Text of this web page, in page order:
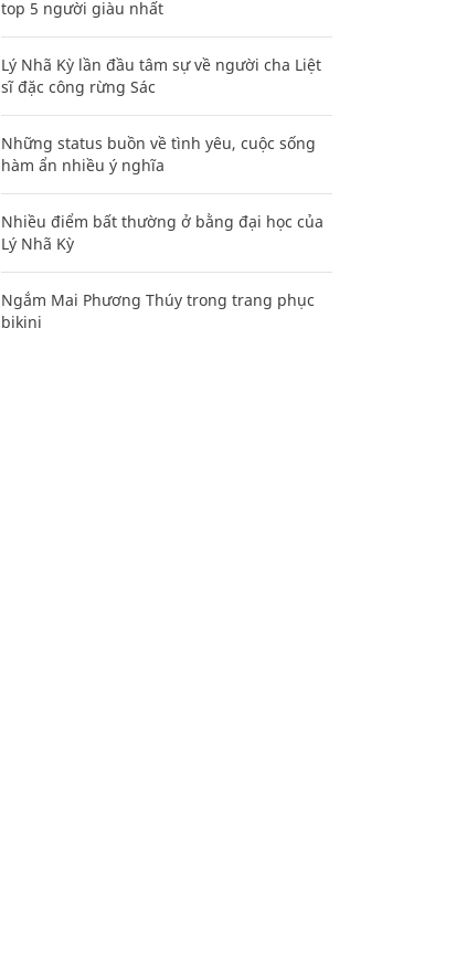
top 5 người giàu nhất
Lý Nhã Kỳ lần đầu tâm sự về người cha Liệt
sĩ đặc công rừng Sác
Những status buồn về tình yêu, cuộc sống
hàm ẩn nhiều ý nghĩa
Nhiều điểm bất thường ở bằng đại học của
Lý Nhã Kỳ
Ngắm Mai Phương Thúy trong trang phục
bikini